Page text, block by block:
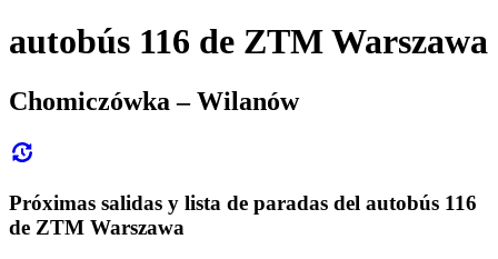
autobús 116 de ZTM Warszawa
Chomiczówka – Wilanów
Próximas salidas y lista de paradas del autobús 116
de ZTM Warszawa